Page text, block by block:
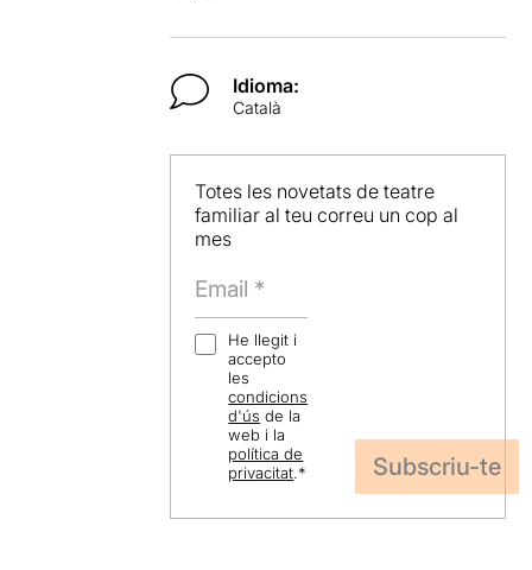
Idioma:
Català
Totes les novetats de teatre
familiar al teu correu un cop al
mes
He llegit i
accepto
les
condicions
d'ús de la
web i la
política de
privacitat.*